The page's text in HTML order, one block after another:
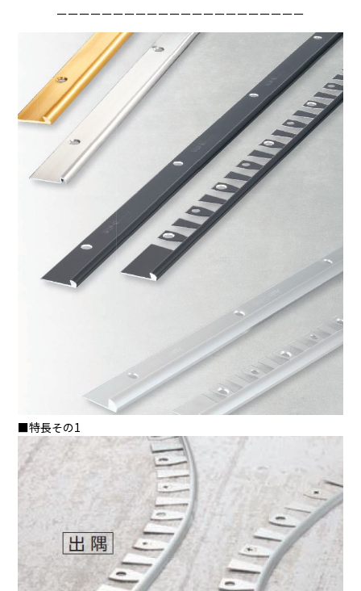
ーーーーーーーーーーーーーーーーーーーーーー
■特長その1